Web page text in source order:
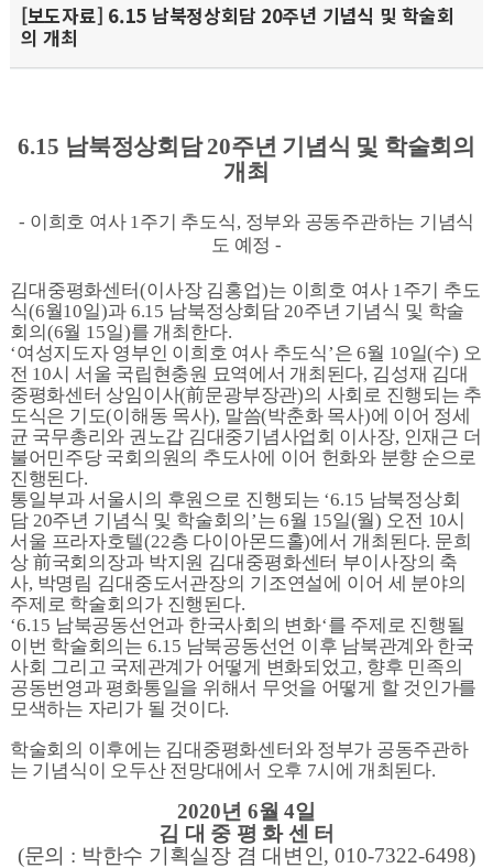
[보도자료] 6.15 남북정상회담 20주년 기념식 및 학술회
의 개최
6.15 남북정상회담20주년 기념식 및 학술회의
개최
- 이희호 여사 1주기 추도식, 정부와 공동주관하는 기념식
도 예정 -
김대중평화센터(이사장 김홍업)는 이희호 여사 1주기 추도
식(6월10일)과 6.15 남북정상회담20주년 기념식 및 학술
회의(6월 15일)를 개최한다.
‘여성지도자 영부인 이희호 여사 추도식’은6월 10일(수) 오
전 10시 서울 국립현충원 묘역에서 개최된다, 김성재 김대
중평화센터 상임이사(前문광부장관)의 사회로 진행되는 추
도식은 기도(이해동 목사), 말씀(박춘화 목사)에 이어 정세
균 국무총리와 권노갑 김대중기념사업회 이사장, 인재근 더
불어민주당 국회의원의 추도사에 이어 헌화와 분향 순으로
진행된다.
통일부과 서울시의 후원으로 진행되는 ‘6.15 남북정상회
담 20주년 기념식 및 학술회의 ’는6월 15일(월) 오전 10시
서울 프라자호텔(22층 다이아몬드홀)에서 개최된다. 문희
상 前국회의장과 박지원 김대중평화센터 부이사장의 축
사, 박명림 김대중도서관장의 기조연설에 이어 세 분야의
주제로 학술회의가 진행된다.
‘6.15 남북공동선언과 한국사회의 변화‘를 주제로 진행될
이번 학술회의는 6.15 남북공동선언 이후 남북관계와 한국
사회 그리고 국제관계가 어떻게 변화되었고, 향후 민족의
공동번영과 평화통일을 위해서 무엇을 어떻게 할 것인가를
모색하는 자리가 될 것이다.
학술회의 이후에는 김대중평화센터와 정부가 공동주관하
는 기념식이 오두산 전망대에서 오후 7시에 개최된다.
2020년 6월4일
김 대 중 평 화 센 터
(문의 : 박한수 기획실장 겸 대변인, 010-7322-6498)